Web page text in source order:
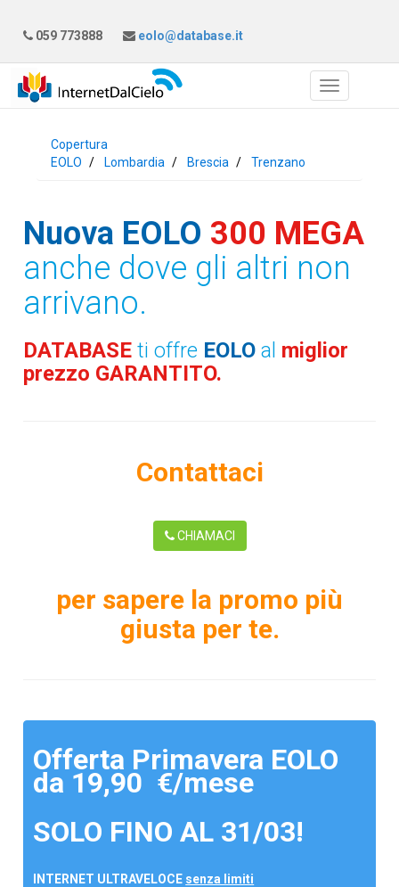
059 773888 eolo@database.it
Copertura
EOLO
Lombardia Brescia Trenzano
Nuova EOLO 300 MEGA
anche dove gli altri non
arrivano.
DATABASEti offre EOLO al miglior
prezzo GARANTITO.
Contattaci
CHIAMACI
per sapere la promo più
giusta per te.
Offerta Primavera EOLO
da 19,90 €/mese
SOLO FINO AL 31/03!
INTERNET ULTRAVELOCE senza limiti